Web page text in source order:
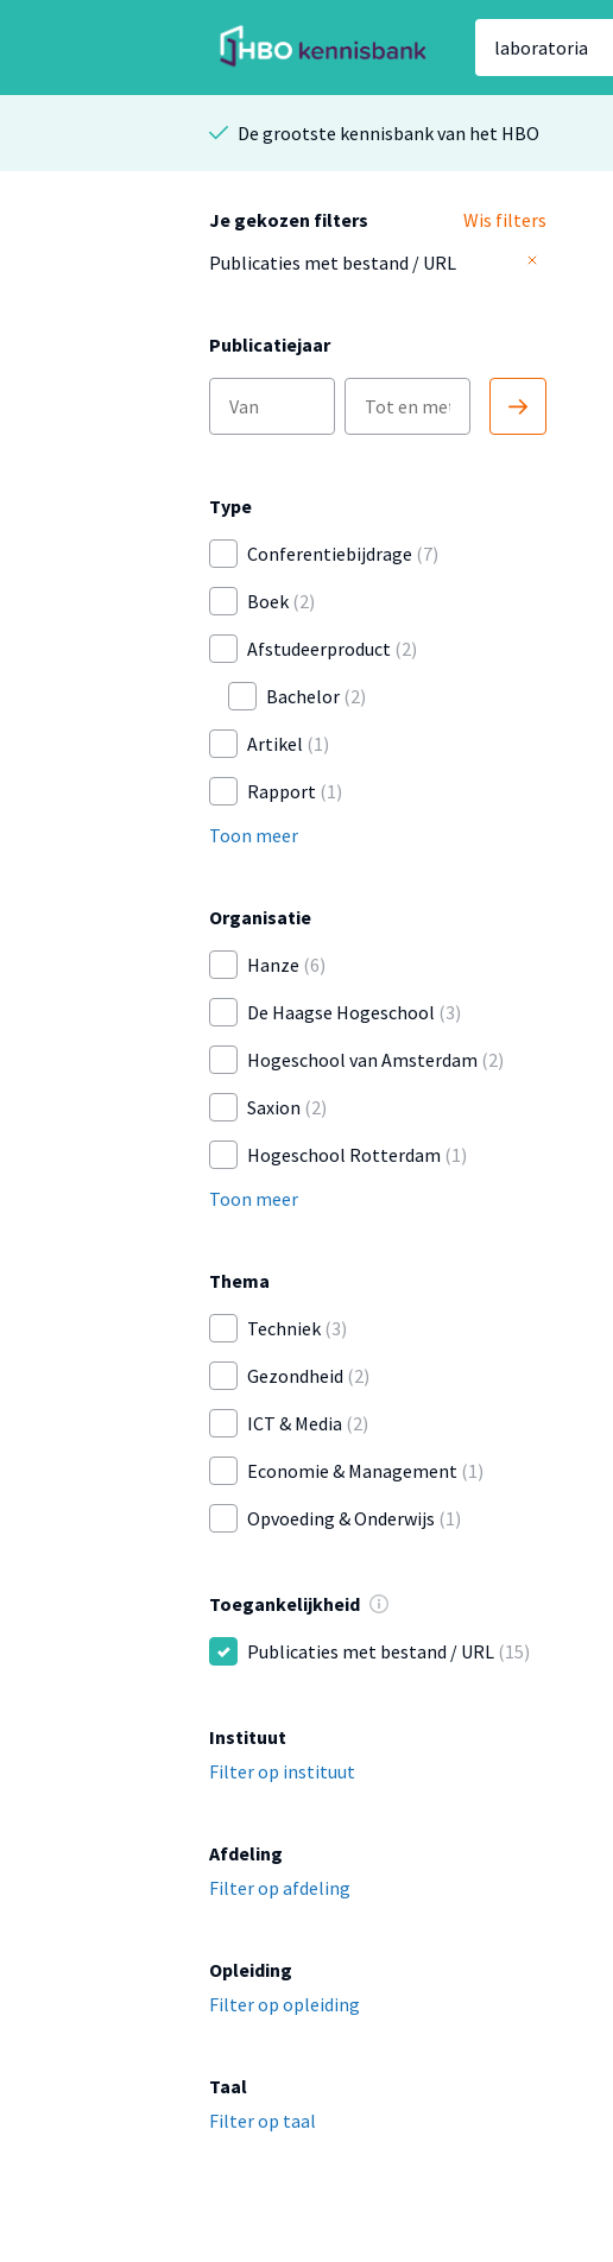
De grootste kennisbank van het HBO
Je gekozen filters
Wis filters
Publicaties met bestand / URL
Publicatiejaar
Type
Conferentiebijdrage (7)
Boek (2)
Afstudeerproduct (2)
Bachelor (2)
Artikel (1)
Rapport (1)
Toon meer
Organisatie
Hanze (6)
De Haagse Hogeschool (3)
Hogeschool van Amsterdam (2)
Saxion (2)
Hogeschool Rotterdam (1)
Toon meer
Thema
Techniek (3)
Gezondheid (2)
ICT & Media (2)
Economie & Management (1)
Opvoeding & Onderwijs (1)
Toegankelijkheid
Publicaties met bestand / URL (15)
Instituut
Filter op instituut
Afdeling
Filter op afdeling
Opleiding
Filter op opleiding
Taal
Filter op taal